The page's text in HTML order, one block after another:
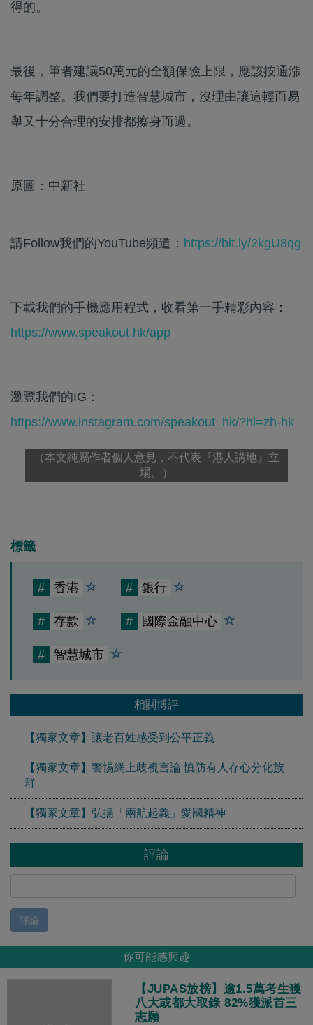
得的。
最後，筆者建議50萬元的全額保險上限，應該按通漲
每年調整。我們要打造智慧城市，沒理由讓這輕而易
舉又十分合理的安排都擦身而過。
原圖：中新社
請Follow我們的YouTube頻道： https://bit.ly/2kgU8qg
下載我們的手機應用程式，收看第一手精彩內容：
https://www.speakout.hk/app
瀏覽我們的IG：
https://www.instagram.com/speakout_hk/?hl=zh-hk
（本文純屬作者個人意見，不代表『港人講地』立
場。）
標籤
# 香港 # 銀行
# 存款 # 國際金融中心
# 智慧城市
相關博評
【獨家文章】讓老百姓感受到公平正義
【獨家文章】警惕網上歧視言論 慎防有人存心分化族
群
【獨家文章】弘揚「兩航起義」愛國精神
評論
評論
你可能感興趣
【JUPAS放榜】逾1.5萬考生獲
八大或都大取錄 82%獲派首三
志願